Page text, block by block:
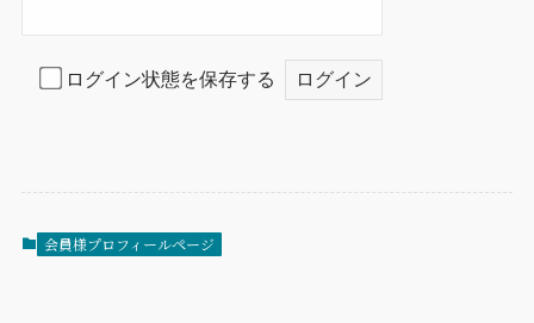
ログイン状態を保存する
会員様プロフィールページ